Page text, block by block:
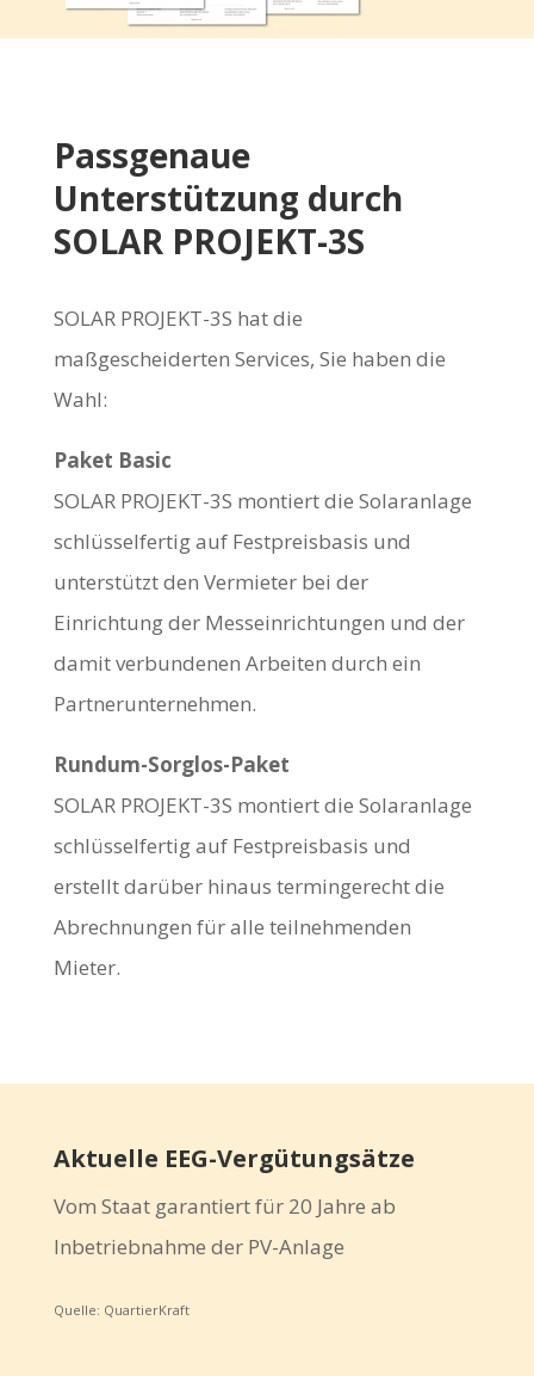
Passgenaue
Unterstützung durch
SOLAR PROJEKT-3S
SOLAR PROJEKT-3S hat die
maßgescheiderten Services, Sie haben die
Wahl:
Paket Basic
SOLAR PROJEKT-3S montiert die Solaranlage
schlüsselfertig auf Festpreisbasis und
unterstützt den Vermieter bei der
Einrichtung der Messeinrichtungen und der
damit verbundenen Arbeiten durch ein
Partnerunternehmen.
Rundum-Sorglos-Paket
SOLAR PROJEKT-3S montiert die Solaranlage
schlüsselfertig auf Festpreisbasis und
erstellt darüber hinaus termingerecht die
Abrechnungen für alle teilnehmenden
Mieter.
Aktuelle EEG-Vergütungsätze
Vom Staat garantiert für 20 Jahre ab
Inbetriebnahme der PV-Anlage
Quelle: QuartierKraft